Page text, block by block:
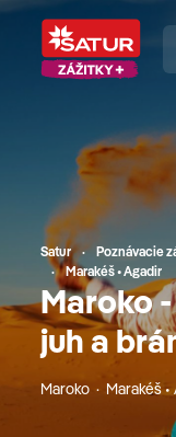
Satur Poznávacie
Marakéš • Agadir
Maroko
juh a
Maroko · Marakéš